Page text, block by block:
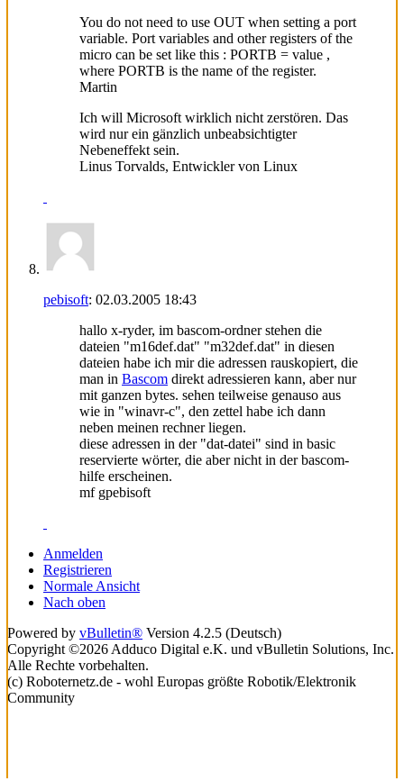
You do not need to use OUT when setting a port
variable. Port variables and other registers of the
micro can be set like this : PORTB = value ,
where PORTB is the name of the register.
Martin
Ich will Microsoft wirklich nicht zerstören. Das
wird nur ein gänzlich unbeabsichtigter
Nebeneffekt sein.
Linus Torvalds, Entwickler von Linux
pebisoft: 02.03.2005 18:43
hallo x-ryder, im bascom-ordner stehen die
dateien "m16def.dat" "m32def.dat" in diesen
dateien habe ich mir die adressen rauskopiert, die
man in Bascom direkt adressieren kann, aber nur
mit ganzen bytes. sehen teilweise genauso aus
wie in "winavr-c", den zettel habe ich dann
neben meinen rechner liegen.
diese adressen in der "dat-datei" sind in basic
reservierte wörter, die aber nicht in der bascom-
hilfe erscheinen.
mf gpebisoft
Anmelden
Registrieren
Normale Ansicht
Nach oben
Powered by vBulletin® Version 4.2.5 (Deutsch)
Copyright ©2026 Adduco Digital e.K. und vBulletin Solutions, Inc.
Alle Rechte vorbehalten.
(c) Roboternetz.de - wohl Europas größte Robotik/Elektronik
Community